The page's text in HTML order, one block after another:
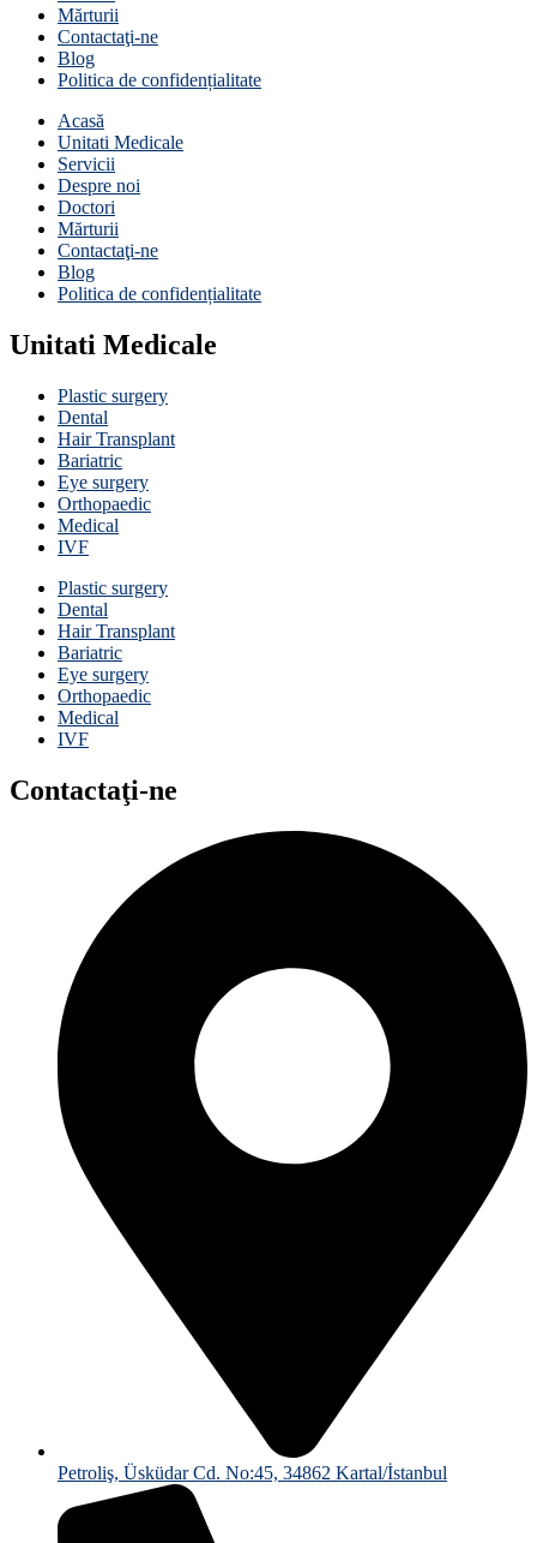
Mărturii
Contactaţi-ne
Blog
Politica de confidențialitate
Acasă
Unitati Medicale
Servicii
Despre noi
Doctori
Mărturii
Contactaţi-ne
Blog
Politica de confidențialitate
Unitati Medicale
Plastic surgery
Dental
Hair Transplant
Bariatric
Eye surgery
Orthopaedic
Medical
IVF
Plastic surgery
Dental
Hair Transplant
Bariatric
Eye surgery
Orthopaedic
Medical
IVF
Contactaţi-ne
Petroliş, Üsküdar Cd. No:45, 34862 Kartal/İstanbul